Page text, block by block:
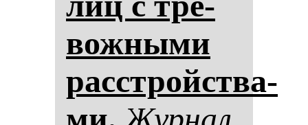
вож­ны­ми
расстройства­